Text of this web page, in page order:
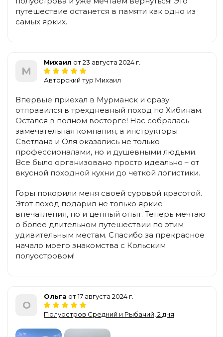
путешествие останется в памяти как одно из
самых ярких.
М
Михаил от 23 августа 2024 г.
Авторский тур Михаил
Впервые приехал в Мурманск и сразу
отправился в трехдневный поход по Хибинам.
Остался в полном восторге! Нас собралась
замечательная компания, а инструкторы
Светлана и Оля оказались не только
профессионалами, но и душевными людьми.
Все было организовано просто идеально – от
вкусной походной кухни до четкой логистики.
Горы покорили меня своей суровой красотой.
Этот поход подарил не только яркие
впечатления, но и ценный опыт. Теперь мечтаю
о более длительном путешествии по этим
удивительным местам. Спасибо за прекрасное
начало моего знакомства с Кольским
полуостровом!
О
Ольга от 17 августа 2024 г.
Полуостров Средний и Рыбачий, 2 дня